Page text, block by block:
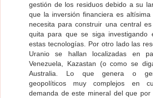
gestión de los residuos debido a su
que la inversión financiera es
necesita para construir una central
quita para que se siga investigando
estas tecnologías. Por otro lado las
Uranio se hallan localizadas en
Venezuela, Kazastan (o como se
Australia. Lo que genera o
geopolíticos muy complejos en
demanda de este mineral del que